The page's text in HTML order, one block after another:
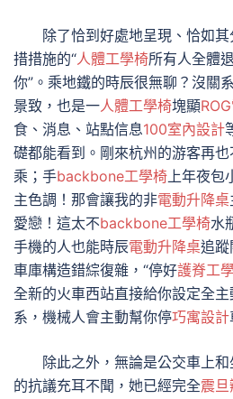
除了恰到好處地呈現、恰如
措措施的“人體工學椅所有人全體
你”。乘地鐵的時辰很無聊？沒關
景致，也是一人體工學椅塊顯
食、消息、站點信息100室內設計
礎都能看到。剛來杭州的游客再
乘；手backbone工學椅上年夜包
主色調！那會讓我的非電動升降桌
愛戀！這太不backbone工學椅水
手機的人也能時辰電動升降桌追蹤
車庫構造錯綜復雜，“停好護脊工
全新的火車西站直接給你設定全主
系，機械人會主動幫你停巧寓設計
除此之外，無論是公交車上
的抗議充耳不聞，她已經完全震